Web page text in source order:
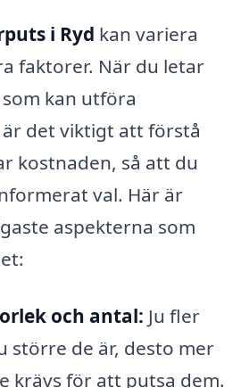
i Ryd kan variera
faktorer. När du letar
kan utföra
det viktigt att förstå
kostnaden, så att du
val. Här är
aspekterna som
och antal: Ju fler
större de är, desto mer
krävs för att putsa dem.